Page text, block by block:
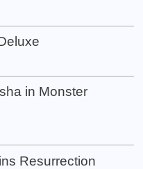
in Monster
Resurrection